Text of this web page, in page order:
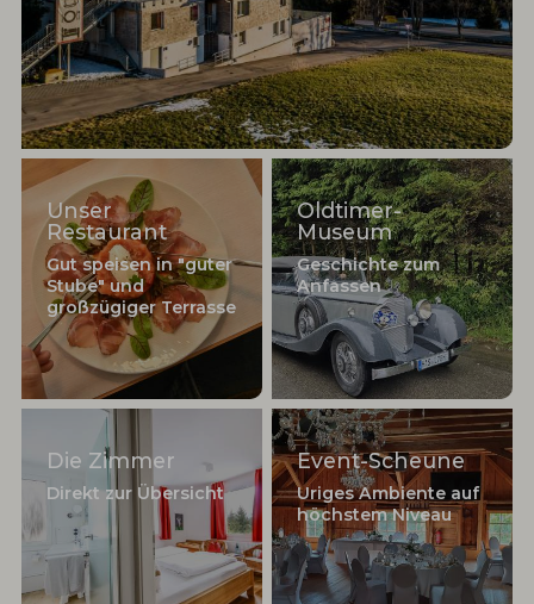
Unser
Restaurant
Gut speisen in "guter
Stube" und
großzügiger Terrasse
Oldtimer-
Museum
Geschichte zum
Anfassen
Die Zimmer
Direkt zur Übersicht
Event-Scheune
Uriges Ambiente auf
höchstem Niveau